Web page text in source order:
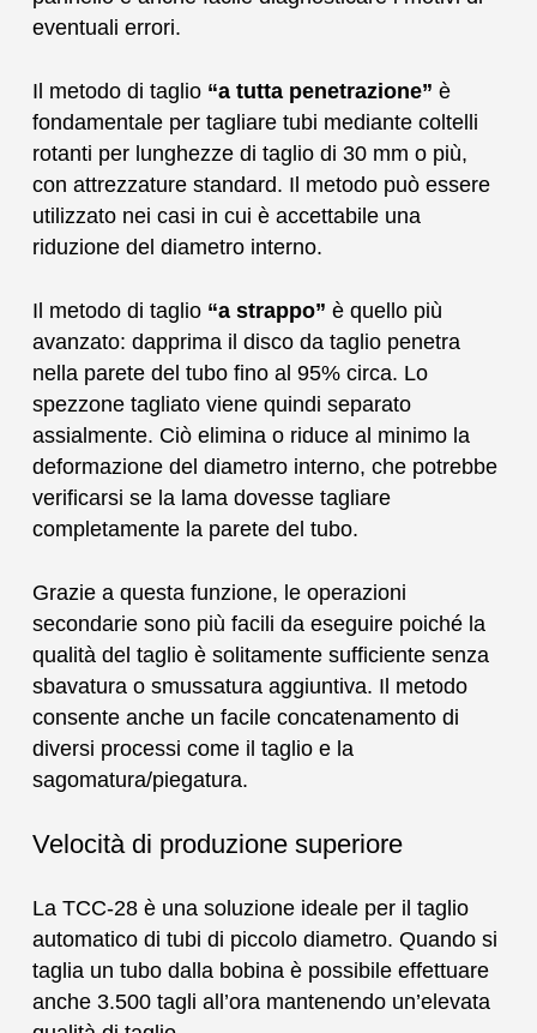
eventuali errori.
Il metodo di taglio “a tutta penetrazione” è
fondamentale per tagliare tubi mediante coltelli
rotanti per lunghezze di taglio di 30 mm o più,
con attrezzature standard. Il metodo può essere
utilizzato nei casi in cui è accettabile una
riduzione del diametro interno.
Il metodo di taglio “a strappo” è quello più
avanzato: dapprima il disco da taglio penetra
nella parete del tubo fino al 95% circa. Lo
spezzone tagliato viene quindi separato
assialmente. Ciò elimina o riduce al minimo la
deformazione del diametro interno, che potrebbe
verificarsi se la lama dovesse tagliare
completamente la parete del tubo.
Grazie a questa funzione, le operazioni
secondarie sono più facili da eseguire poiché la
qualità del taglio è solitamente sufficiente senza
sbavatura o smussatura aggiuntiva. Il metodo
consente anche un facile concatenamento di
diversi processi come il taglio e la
sagomatura/piegatura.
Velocità di produzione superiore
La TCC-28 è una soluzione ideale per il taglio
automatico di tubi di piccolo diametro. Quando si
taglia un tubo dalla bobina è possibile effettuare
anche 3.500 tagli all’ora mantenendo un’elevata